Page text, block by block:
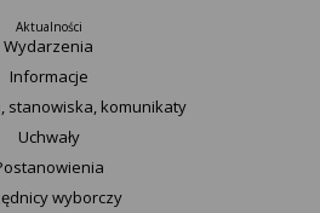
Aktualności
Wydarzenia
Informacje
stanowiska, komunikaty
Uchwały
wyborczy